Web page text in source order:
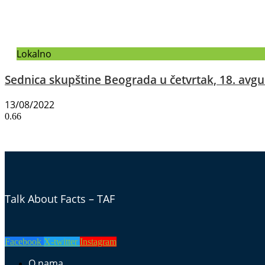
Lokalno
Sednica skupštine Beograda u četvrtak, 18.
13/08/2022
Talk About Facts – TAF
Facebook X-twitter Instagram